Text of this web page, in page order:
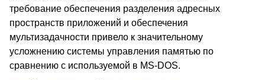
требование обеспечения разделения адресных
пространств приложений и обеспечения
мультизадачности привело к значительному
усложнению системы управления памятью по
сравнению с используемой в MS-DOS.